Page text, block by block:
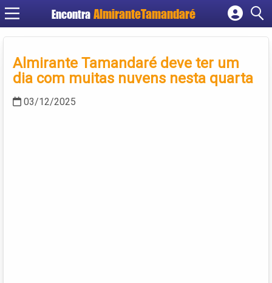
Encontra
Cadastrar empresa
Criar conta
Almirante Tamandaré deve ter um
dia com muitas nuvens nesta quarta
03/12/2025